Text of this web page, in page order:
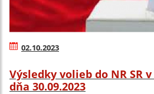
02.10.2023
Výsledky volieb do NR SR
dňa 30.09.2023